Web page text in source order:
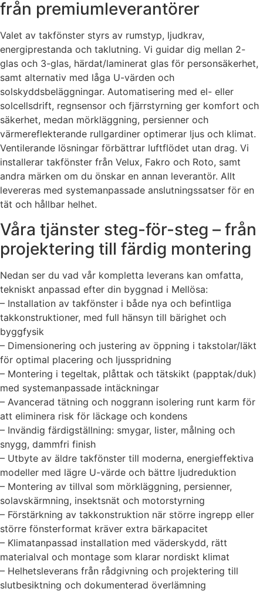
från premiumleverantörer
Valet av takfönster styrs av rumstyp, ljudkrav,
energiprestanda och taklutning. Vi guidar dig mellan 2-
glas och 3-glas, härdat/laminerat glas för personsäkerhet,
samt alternativ med låga U-värden och
solskyddsbeläggningar. Automatisering med el- eller
solcellsdrift, regnsensor och fjärrstyrning ger komfort och
säkerhet, medan mörkläggning, persienner och
värmereflekterande rullgardiner optimerar ljus och klimat.
Ventilerande lösningar förbättrar luftflödet utan drag. Vi
installerar takfönster från Velux, Fakro och Roto, samt
andra märken om du önskar en annan leverantör. Allt
levereras med systemanpassade anslutningssatser för en
tät och hållbar helhet.
Våra tjänster steg-för-steg – från
projektering till färdig montering
Nedan ser du vad vår kompletta leverans kan omfatta,
tekniskt anpassad efter din byggnad i Mellösa:
– Installation av takfönster i både nya och befintliga
takkonstruktioner, med full hänsyn till bärighet och
byggfysik
– Dimensionering och justering av öppning i takstolar/läkt
för optimal placering och ljusspridning
– Montering i tegeltak, plåttak och tätskikt (papptak/duk)
med systemanpassade intäckningar
– Avancerad tätning och noggrann isolering runt karm för
att eliminera risk för läckage och kondens
– Invändig färdigställning: smygar, lister, målning och
snygg, dammfri finish
– Utbyte av äldre takfönster till moderna, energieffektiva
modeller med lägre U-värde och bättre ljudreduktion
– Montering av tillval som mörkläggning, persienner,
solavskärmning, insektsnät och motorstyrning
– Förstärkning av takkonstruktion när större ingrepp eller
större fönsterformat kräver extra bärkapacitet
– Klimatanpassad installation med väderskydd, rätt
materialval och montage som klarar nordiskt klimat
– Helhetsleverans från rådgivning och projektering till
slutbesiktning och dokumenterad överlämning